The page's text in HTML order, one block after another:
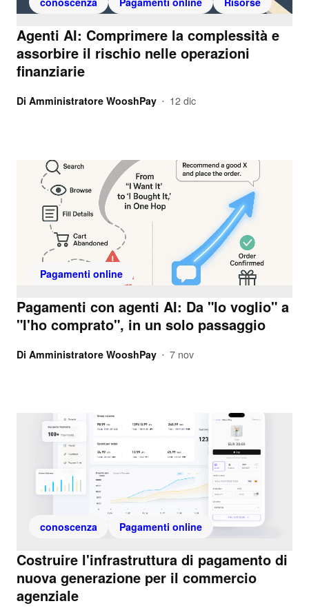
Agenti AI: Comprimere la complessità e
assorbire il rischio nelle operazioni
finanziarie
Di Amministratore WooshPay • 12 dic
Pagamenti online
Pagamenti con agenti AI: Da "lo voglio" a
"l'ho comprato", in un solo passaggio
Di Amministratore WooshPay • 7 nov
conoscenza Pagamenti online
Costruire l'infrastruttura di pagamento di
nuova generazione per il commercio
agenziale